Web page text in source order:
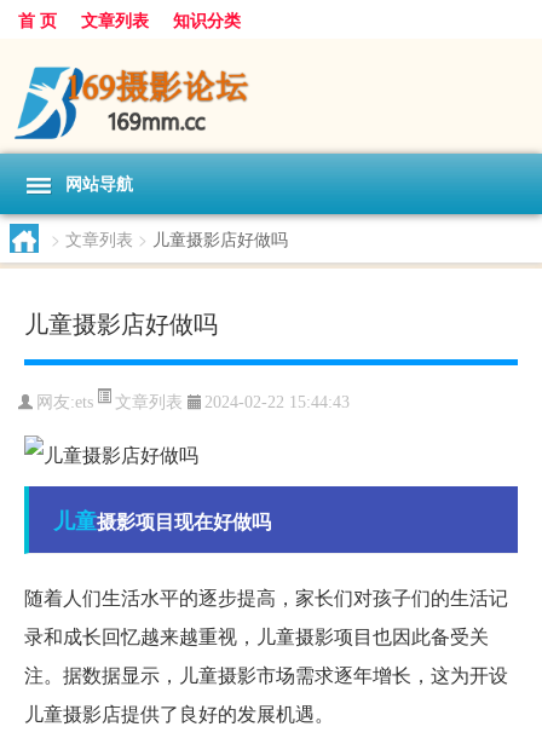
首 页 文章列表 知识分类
网站导航
> 文章列表 > 儿童摄影店好做吗
儿童摄影店好做吗
网友:ets 文章列表 2024-02-22 15:44:43
儿童摄影项目现在好做吗
随着人们生活水平的逐步提高，家长们对孩子们的生活记
录和成长回忆越来越重视，儿童摄影项目也因此备受关
注。据数据显示，儿童摄影市场需求逐年增长，这为开设
儿童摄影店提供了良好的发展机遇。